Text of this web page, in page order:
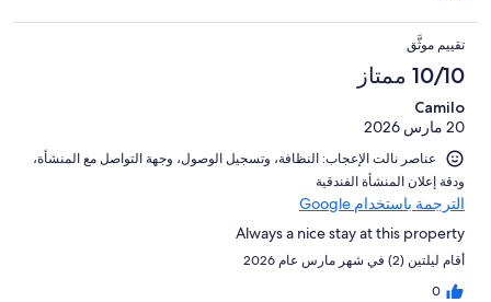
تقييم موثَّق
10/10 ممتاز
Camilo
20 مارس 2026
عناصر نالت الإعجاب: ⁦النظافة⁩، و⁦تسجيل الوصول⁩، و⁦جهة التواصل مع المنشأة⁩،
و⁦دقة إعلان المنشأة الفندقية⁩
الترجمة باستخدام Google
Always a nice stay at this property
أقام ليلتين (2) في شهر مارس عام 2026
0